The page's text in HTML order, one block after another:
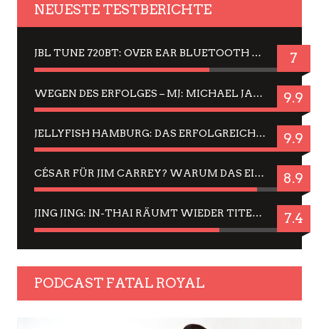
NEUESTE TESTBERICHTE
JBL TUNE 720BT: OVER EAR BLUETOOTH KOPFHÖRER UM DIE 50,-€ IM DAUER-TEST 7
WEGEN DES ERFOLGES – MJ: MICHAEL JACKSON MUSICAL IN EINER MATINEE SEHEN 9.9
JELLYFISH HAMBURG: DAS ERFOLGREICHE SOMMER-MENÜ 2025 IN GEFÜHLEN UND BILDERN 9.9
CÉSAR FÜR JIM CARREY? WARUM DAS EINER DER NERVIGSTEN ACTORS IST UND BLEIBT 8.9
JING JING: IN-THAI RÄUMT WIEDER TITEL AB – EIN ZWEI-STUNDEN-ERLEBNISBERICHT 7.4
PODCAST FATAL ROYAL